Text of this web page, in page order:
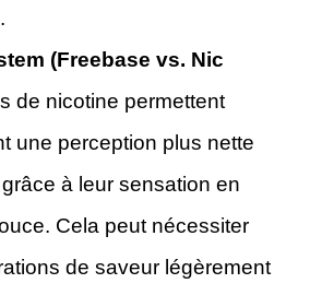
(Freebase vs. Nic
de nicotine permettent
une perception plus nette
à leur sensation en
Cela peut nécessiter
de saveur légèrement